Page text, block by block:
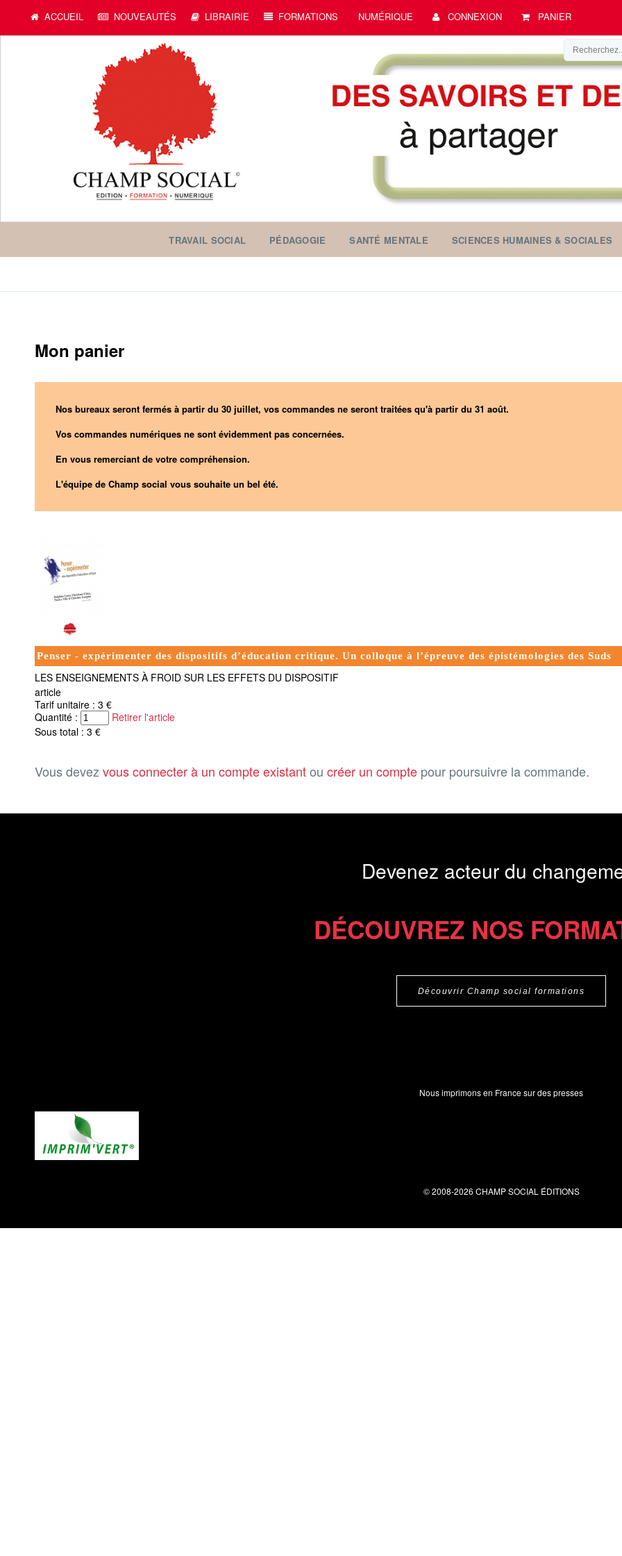
ACCUEIL NOUVEAUTÉS LIBRAIRIE FORMATIONS NUMÉRIQUE CONNEXION PANIER
TRAVAIL SOCIAL PÉDAGOGIE SANTÉ MENTALE SCIENCES HUMAINES & SOCIALES
Mon panier
Nos bureaux seront fermés à partir du 30 juillet, vos commandes ne seront traitées qu'à partir du 31 août.
Vos commandes numériques ne sont évidemment pas concernées.
En vous remerciant de votre compréhension.
L'équipe de Champ social vous souhaite un bel été.
Penser - expérimenter des dispositifs d’éducation critique. Un colloque à l’épreuve des épistémologies des Suds
LES ENSEIGNEMENTS À FROID SUR LES EFFETS DU DISPOSITIF
article
Tarif unitaire : 3 €
Quantité :
Retirer l'article
Sous total : 3 €
Vous devezvous connecter à un compte existantou créer un compte pour poursuivre la commande.
Devenez acteur du
DÉCOUVREZ NOS
Découvrir Champ social formations
Nous imprimons en France sur des presses
© 2008-2026 CHAMP SOCIAL ÉDITIONS